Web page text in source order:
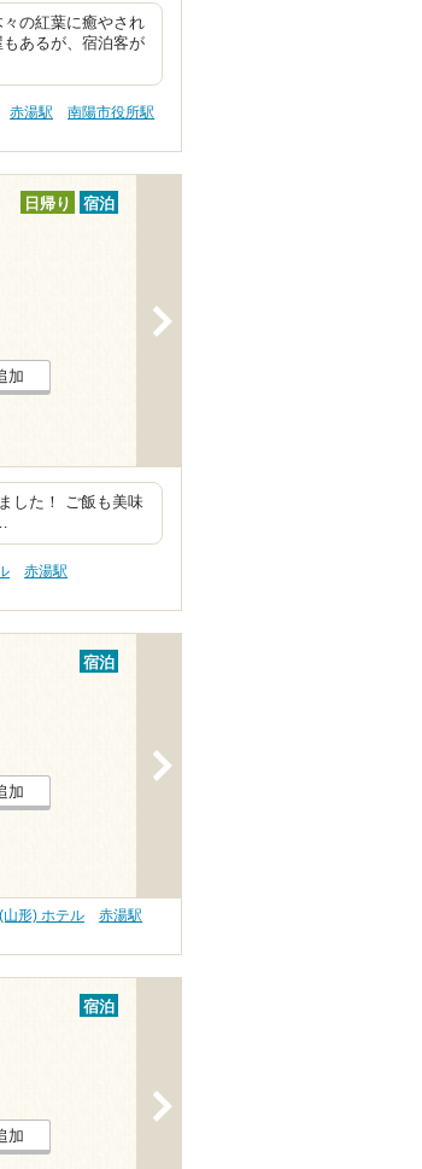
の紅葉に癒やされ
あるが、宿泊客が
赤湯駅
南陽市役所駅
日帰り 宿泊
加
した！ ご飯も美味
赤湯駅
宿泊
加
山形) ホテル
赤湯駅
宿泊
加